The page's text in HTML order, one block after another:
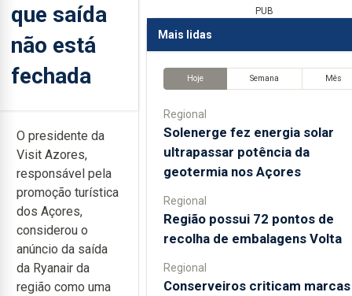
que saída
não está
fechada
O presidente da
Visit Azores,
responsável pela
promoção turística
dos Açores,
considerou o
anúncio da saída
da Ryanair da
região como uma
PUB
Mais lidas
Hoje Semana Mês
Regional
Solenerge fez energia solar
ultrapassar potência da
geotermia nos Açores
Regional
Região possui 72 pontos de
recolha de embalagens Volta
Regional
Conserveiros criticam marcas